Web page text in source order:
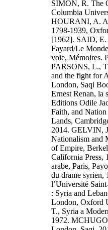
SIMON, R. The
Columbia
HOURANI, A.
1798-1939,
[1962]. SAID, E.
Fayard/Le
voie, Mémoires.
PARSONS, L.,
and the fight for
London, Saqi
Ernest Renan, la
Editions Odile
Faith, and
Lands,
2014. GELVIN,
Nationalism and
of Empire,
California Press,
arabe, Paris,
du drame syrien,
l’Université
: Syria and
London, Oxford
T., Syria a
1972.